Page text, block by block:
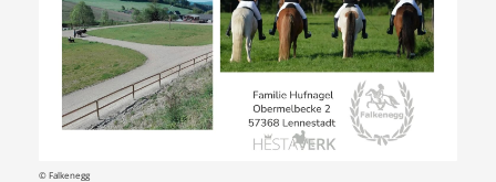
© Falkenegg